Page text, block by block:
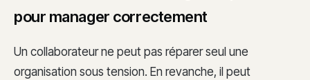
pour manager correctement
Un collaborateur ne peut pas réparer seul une
organisation sous tension. En revanche, il peut